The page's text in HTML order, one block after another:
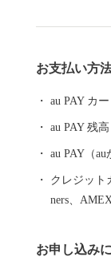
山の幸がたく
根」、「伊勢
くとろける美
た旨みたっぷ
お支払い方
au PAY カ
au PAY 残高
au PAY（
クレジット
ners、AMEX
お申し込み